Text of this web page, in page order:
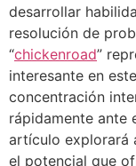
desarrollar
resolución de
“chickenroad”
interesante en
concentración
rápidamente ante
artículo explorará
el potencial que